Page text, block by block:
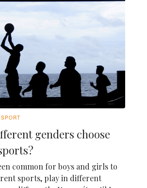
SPORT
genders choose
common for boys and girls to
sports, play in different